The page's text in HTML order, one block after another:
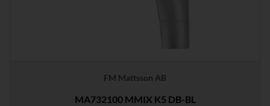
FM Mattsson AB
MA732100 MMIX K5 DB-BL